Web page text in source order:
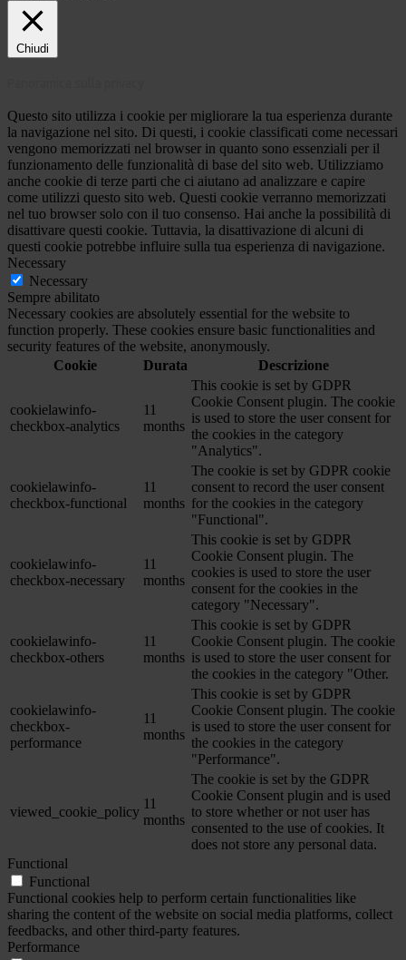
Chiudi
Questo sito utilizza i cookie per migliorare la tua esperienza durante
la navigazione nel sito. Di questi, i cookie classificati come necessari
vengono memorizzati nel browser in quanto sono essenziali per il
funzionamento delle funzionalità di base del sito web. Utilizziamo
anche cookie di terze parti che ci aiutano ad analizzare e capire
come utilizzi questo sito web. Questi cookie verranno memorizzati
nel tuo browser solo con il tuo consenso. Hai anche la possibilità di
disattivare questi cookie. Tuttavia, la disattivazione di alcuni di
questi cookie potrebbe influire sulla tua esperienza di navigazione.
Necessary
Necessary
Sempre abilitato
Necessary cookies are absolutely essential for the website to
function properly. These cookies ensure basic functionalities and
security features of the website, anonymously.
Cookie
Durata Descrizione
cookielawinfo-
checkbox-analytics
11
months
This cookie is set by GDPR
Cookie Consent plugin. The cookie
is used to store the user consent for
the cookies in the category
"Analytics".
cookielawinfo-
checkbox-functional
11
months
The cookie is set by GDPR cookie
consent to record the user consent
for the cookies in the category
"Functional".
cookielawinfo-
checkbox-necessary
11
months
This cookie is set by GDPR
Cookie Consent plugin. The
cookies is used to store the user
consent for the cookies in the
category "Necessary".
cookielawinfo-
checkbox-others
11
months
This cookie is set by GDPR
Cookie Consent plugin. The cookie
is used to store the user consent for
the cookies in the category "Other.
cookielawinfo-
checkbox-
performance
11
months
This cookie is set by GDPR
Cookie Consent plugin. The cookie
is used to store the user consent for
the cookies in the category
"Performance".
viewed_cookie_policy
11
months
The cookie is set by the GDPR
Cookie Consent plugin and is used
to store whether or not user has
consented to the use of cookies. It
does not store any personal data.
Functional
Functional
Functional cookies help to perform certain functionalities like
sharing the content of the website on social media platforms, collect
feedbacks, and other third-party features.
Performance